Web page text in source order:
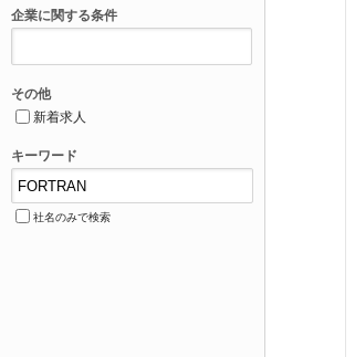
企業に関する条件
その他
新着求人
キーワード
社名のみで検索